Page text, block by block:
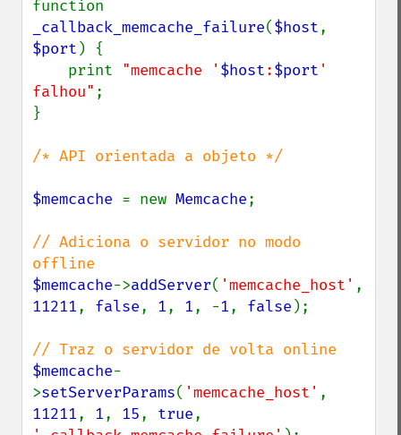
_callback_memcache_failure($host
$port ) {
    print
"memcache ' $host:$port '
falhou" ;
}
/* API orientada a objeto */
$memcache = new Memcache;
// Adiciona o servidor no modo
$memcache->addServer( 'memcache_host'
11211, false, 1, 1, -1, false );
$memcache-
>setServerParams( 'memcache_host'
11211, 1, 15, true